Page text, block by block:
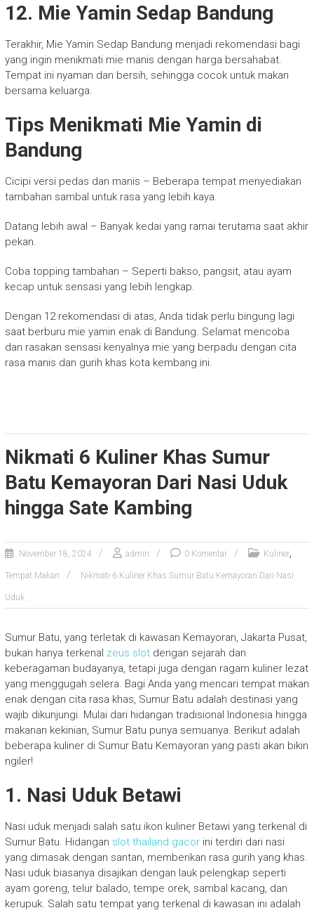
12. Mie Yamin Sedap Bandung
Terakhir, Mie Yamin Sedap Bandung menjadi rekomendasi bagi
yang ingin menikmati mie manis dengan harga bersahabat.
Tempat ini nyaman dan bersih, sehingga cocok untuk makan
bersama keluarga.
Tips Menikmati Mie Yamin di
Bandung
Cicipi versi pedas dan manis – Beberapa tempat menyediakan
tambahan sambal untuk rasa yang lebih kaya.
Datang lebih awal – Banyak kedai yang ramai terutama saat akhir
pekan.
Coba topping tambahan – Seperti bakso, pangsit, atau ayam
kecap untuk sensasi yang lebih lengkap.
Dengan 12 rekomendasi di atas, Anda tidak perlu bingung lagi
saat berburu mie yamin enak di Bandung. Selamat mencoba
dan rasakan sensasi kenyalnya mie yang berpadu dengan cita
rasa manis dan gurih khas kota kembang ini.
Nikmati 6 Kuliner Khas Sumur
Batu Kemayoran Dari Nasi Uduk
hingga Sate Kambing
November 18, 2024 admin 0 Komentar Kuliner,
Tempat Makan Nikmati 6 Kuliner Khas Sumur Batu Kemayoran Dari Nasi
Uduk
Sumur Batu, yang terletak di kawasan Kemayoran, Jakarta Pusat,
bukan hanya terkenal zeus slotdengan sejarah dan
keberagaman budayanya, tetapi juga dengan ragam kuliner lezat
yang menggugah selera. Bagi Anda yang mencari tempat makan
enak dengan cita rasa khas, Sumur Batu adalah destinasi yang
wajib dikunjungi. Mulai dari hidangan tradisional Indonesia hingga
makanan kekinian, Sumur Batu punya semuanya. Berikut adalah
beberapa kuliner di Sumur Batu Kemayoran yang pasti akan bikin
ngiler!
1. Nasi Uduk Betawi
Nasi uduk menjadi salah satu ikon kuliner Betawi yang terkenal di
Sumur Batu. Hidangan slot thailand gacorini terdiri dari nasi
yang dimasak dengan santan, memberikan rasa gurih yang khas.
Nasi uduk biasanya disajikan dengan lauk pelengkap seperti
ayam goreng, telur balado, tempe orek, sambal kacang, dan
kerupuk. Salah satu tempat yang terkenal di kawasan ini adalah